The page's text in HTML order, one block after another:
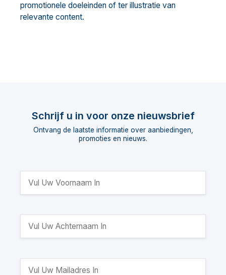
promotionele doeleinden of ter illustratie van
relevante content.
Schrijf u in voor onze nieuwsbrief
Ontvang de laatste informatie over aanbiedingen,
promoties en nieuws.